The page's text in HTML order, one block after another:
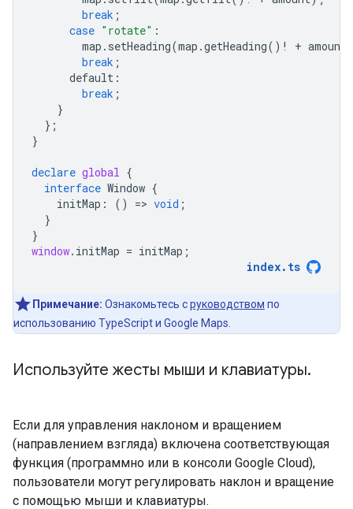
break ;
case "rotate" :
map . setHeading(map .getHeading() ! + amount
break ;
default :
break ;
}
};
}
declare global {
interface Window {
initMap : () => void ;
}
}
window. initMap = initMap ;
index. ts
Примечание: Ознакомьтесь сруководством по
использованию TypeScript и Google Maps.
Используйте жесты мыши и клавиатуры.
Если для управления наклоном и вращением
(направлением взгляда) включена соответствующая
функция (программно или в консоли Google Cloud),
пользователи могут регулировать наклон и вращение
с помощью мыши и клавиатуры.